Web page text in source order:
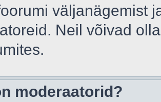
väljanägemist
Neil võivad
moderaatorid?